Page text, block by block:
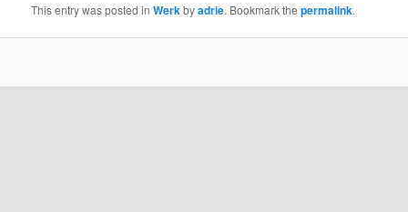
This entry was posted inWerkbyadrie. Bookmark thepermalink.